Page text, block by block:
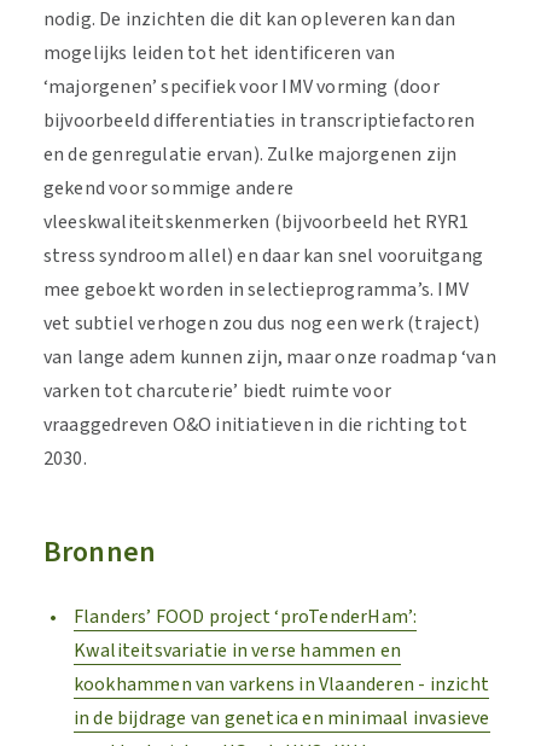
nodig. De inzichten die dit kan opleveren kan dan
mogelijks leiden tot het identificeren van
‘majorgenen’ specifiek voor IMV vorming (door
bijvoorbeeld differentiaties in transcriptiefactoren
en de genregulatie ervan). Zulke majorgenen zijn
gekend voor sommige andere
vleeskwaliteitskenmerken (bijvoorbeeld het RYR1
stress syndroom allel) en daar kan snel vooruitgang
mee geboekt worden in selectieprogramma’s. IMV
vet subtiel verhogen zou dus nog een werk (traject)
van lange adem kunnen zijn, maar onze roadmap ‘van
varken tot charcuterie’ biedt ruimte voor
vraaggedreven O&O initiatieven in die richting tot
2030.
Bronnen
Flanders’ FOOD project ‘proTenderHam’:
Kwaliteitsvariatie in verse hammen en
kookhammen van varkens in Vlaanderen - inzicht
in de bijdrage van genetica en minimaal invasieve